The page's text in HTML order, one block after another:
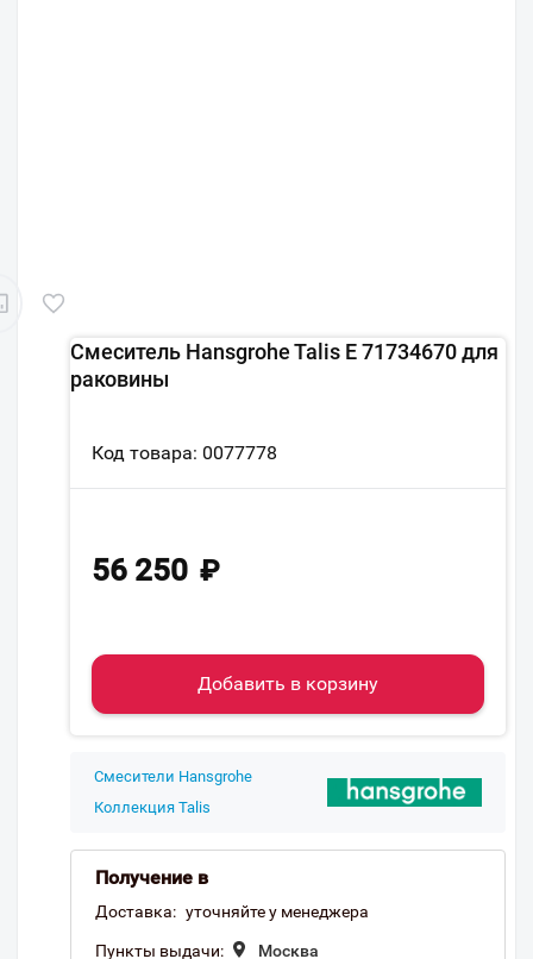
Смеситель Hansgrohe Talis E 71734670 для
раковины
Код товара: 0077778
56 250 ₽
Добавить в корзину
Смесители Hansgrohe
Коллекция Talis
Получение в
Доставка: уточняйте у менеджера
Пункты выдачи: Москва